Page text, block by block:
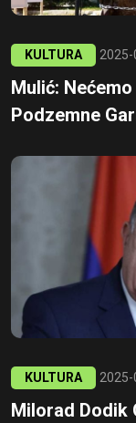
KULTURA
Mulić:
Podzemne
KULTURA
Milorad Dodik